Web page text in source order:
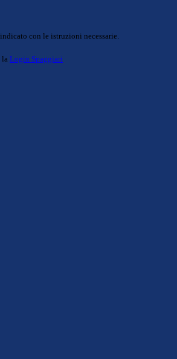
con le istruzioni necessarie.
la Login Spaggiari